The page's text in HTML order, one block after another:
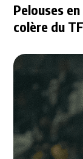
Pelouses
colère du